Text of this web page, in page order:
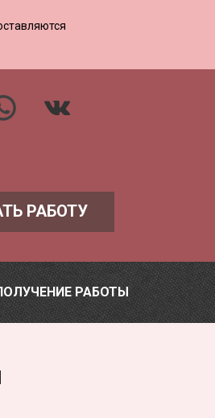
РАБОТУ
РАБОТЫ